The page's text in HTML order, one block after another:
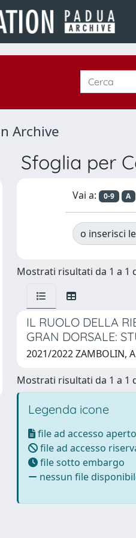
Archive
Sfoglia per
Vai a: 0-9 A
o inserisci
Mostrati risultati da 1 a 1
IL RUOLO DELLA
GRAN DORSALE:
2021/2022 ZAMBOLIN,
Mostrati risultati da 1 a 1
Legenda icone
file ad accesso aperto
file ad accesso
file sotto embargo
nessun file